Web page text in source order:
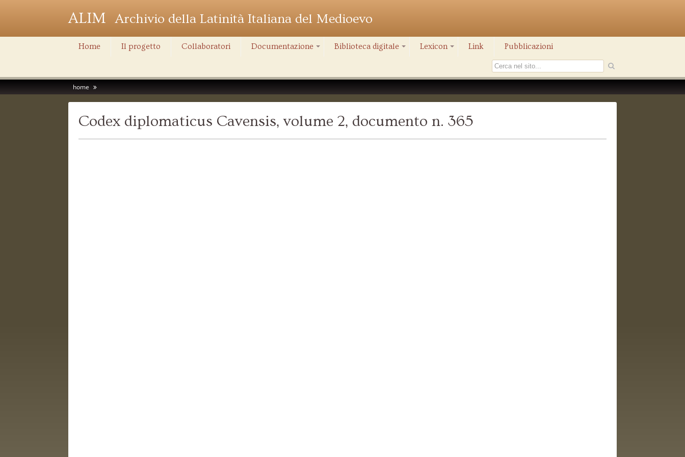
ALIM Archivio della Latinità Italiana del Medioevo
Home Il progetto Collaboratori Documentazione Biblioteca digitale Lexicon Link Pubblicazioni
home
Codex diplomaticus Cavensis, volume 2, documento n. 365